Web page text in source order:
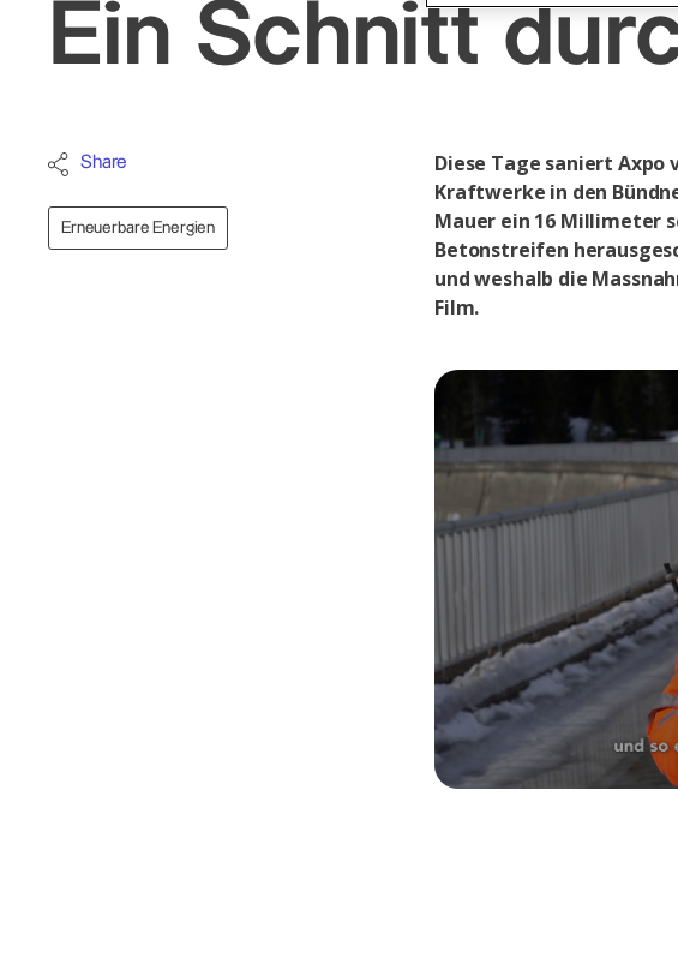
Ein Schnitt
Share
Erneuerbare Energien
Diese Tage saniert Axpo
Kraftwerke in den
Mauer ein 16 Millimeter
Betonstreifen
und weshalb die
Film.